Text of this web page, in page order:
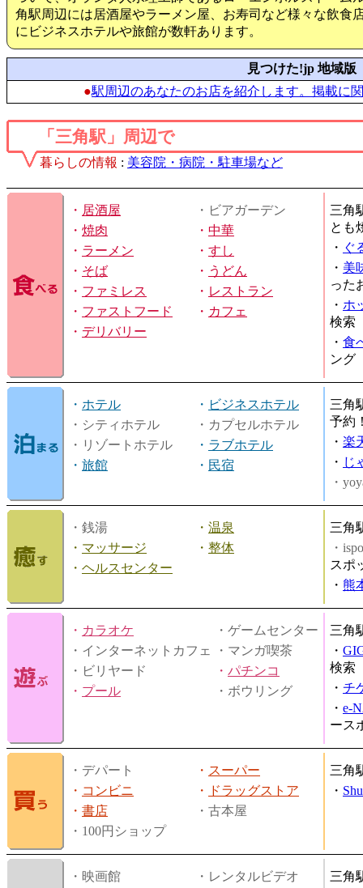
角駅周辺には居酒屋やラーメン屋、お寿司など様々な飲食
にビジネスホテルや旅館が数軒あります。
見つけた!jp 地域版
●駅周辺のあなたのお店を紹介します。掲載に
「三角駅」周辺で
暮らしの情報 : 美容院・病院・駐車場など
・ 居酒屋
・ビアガーデン
・ 焼肉 ・ 中華
・ ラーメン ・ すし
・ そば ・ うどん
・ ファミレス ・ レストラン
・ ファストフード ・ カフェ
・ デリバリー
三角
とも
・ ぐ
・ 美
った
・ ホ
検索
・ 食
ング
・ ホテル ・ ビジネスホテル
・シティホテル
・カプセルホテル
・リゾートホテル
・ ラブホテル
・ 旅館 ・ 民宿
三角
予約
・ 楽
・ じ
・
・銭湯 ・ 温泉
・ マッサージ ・ 整体
・ ヘルスセンター
三角
・
スポ
・ 熊
・ カラオケ
・ゲームセンター
・インターネットカフェ
・マンガ喫茶
・ビリヤード
・ パチンコ
・ プール ・ボウリング
三角
・
検索
・ チ
・ e-
ース
・デパート ・ スーパー
・ コンビニ ・
ドラッグストア
・ 書店
・古本屋
・100円ショップ
三角
・
・映画館 ・レンタルビデオ 三角